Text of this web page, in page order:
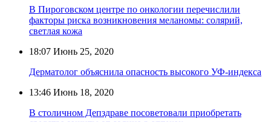
В Пироговском центре по онкологии перечислили
факторы риска возникновения меланомы: солярий,
светлая кожа
18:07 Июнь 25, 2020
Дерматолог объяснила опасность высокого УФ-индекса
13:46 Июнь 18, 2020
В столичном Депздраве посоветовали приобретать